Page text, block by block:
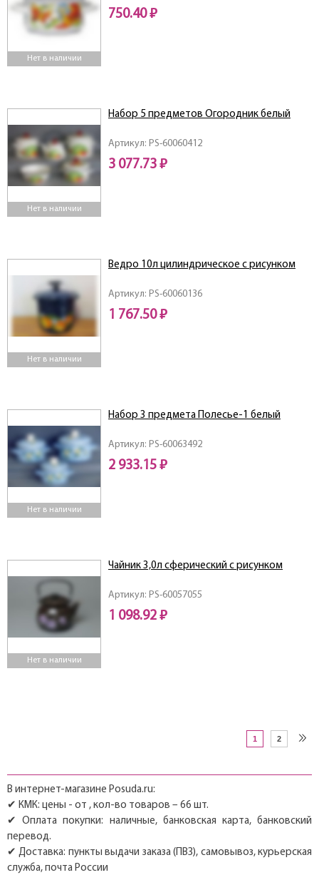
Нет в наличии
750.40 ₽
Нет в наличии
Артикул: PS-60060412
Набор 5 предметов Огородник белый
3 077.73 ₽
Нет в наличии
Артикул: PS-60060136
Ведро 10л цилиндрическое с рисунком
1 767.50 ₽
Нет в наличии
Артикул: PS-60063492
Набор 3 предмета Полесье-1 белый
2 933.15 ₽
Нет в наличии
Артикул: PS-60057055
Чайник 3,0л сферический с рисунком
1 098.92 ₽
1 2
В интернет-магазине Posuda.ru:
✔ КМК: цены - от , кол-во товаров – 66 шт.
✔ Оплата покупки: наличные, банковская карта, банковский
перевод.
✔ Доставка: пункты выдачи заказа (ПВЗ), самовывоз, курьерская
служба, почта России